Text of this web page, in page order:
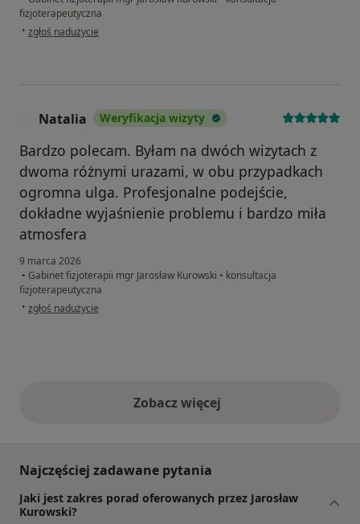
fizjoterapeutyczna
• w opinii użytkownika Maciej
zgłoś nadużycie
Natalia Weryfikacja wizyty
Bardzo polecam. Byłam na dwóch wizytach z
dwoma różnymi urazami, w obu przypadkach
ogromna ulga. Profesjonalne podejście,
dokładne wyjaśnienie problemu i bardzo miła
atmosfera
9 marca 2026
• Gabinet fizjoterapii mgr Jarosław Kurowski • konsultacja
fizjoterapeutyczna
• w opinii użytkownika Natalia
zgłoś nadużycie
Zobacz więcejopinie powyżej
Najczęściej zadawane pytania
Jaki jest zakres porad oferowanych przez Jarosław
Kurowski?